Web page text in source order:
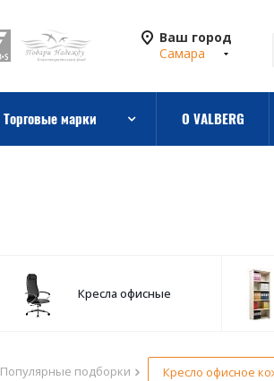
Ваш город
Самара
Торговые марки О VALBERG
Кресла офисные
Популярные подборки Кресло офисное